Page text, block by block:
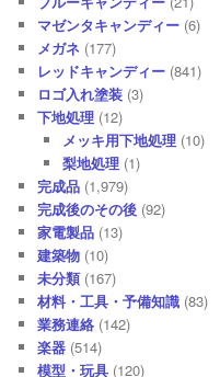
マゼンタキャンディー (6)
メガネ (177)
レッドキャンディー (841)
ロゴ入れ塗装 (3)
下地処理 (12)
メッキ用下地処理(10)
梨地処理(1)
完成品 (1,979)
完成後のその後 (92)
家電製品 (13)
建築物 (10)
未分類 (167)
材料・工具・予備知識 (83)
業務連絡 (142)
楽器 (514)
模型・玩具 (120)